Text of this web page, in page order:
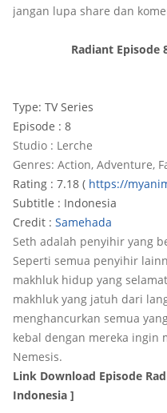
jangan lupa share dan
Radiant Episode
Type: TV Series
Episode : 8
Studio : Lerche
Genres: Action, Adventure,
Rating : 7.18 ( https://
Subtitle : Indonesia
Credit : Samehada
Seth adalah penyihir yang
Seperti semua penyihir
makhluk hidup yang
makhluk yang jatuh dari
menghancurkan semua
kebal dengan mereka ingin
Nemesis.
Link Download Episode
Indonesia ]